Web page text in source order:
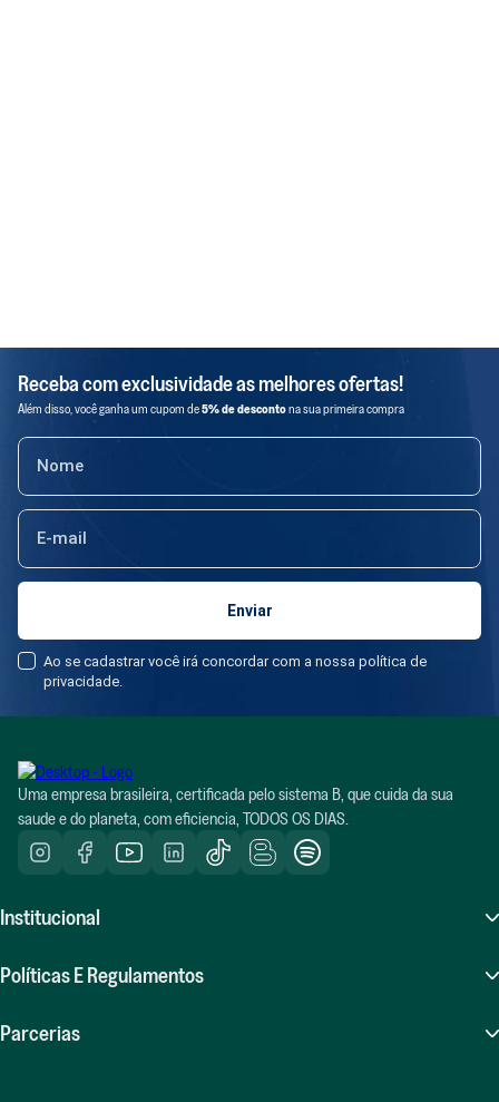
Receba com exclusividade as melhores ofertas!
Além disso, você ganha um cupom de5% de descontona sua primeira compra
Ao se cadastrar você irá concordar com a nossa política de
privacidade.
Uma empresa brasileira, certificada pelo sistema B, que cuida da sua
saude e do planeta, com eficiencia, TODOS OS DIAS.
Institucional
Sobre Nós
Políticas E Regulamentos
Perguntas Frequentes (FAQ)
Parcerias